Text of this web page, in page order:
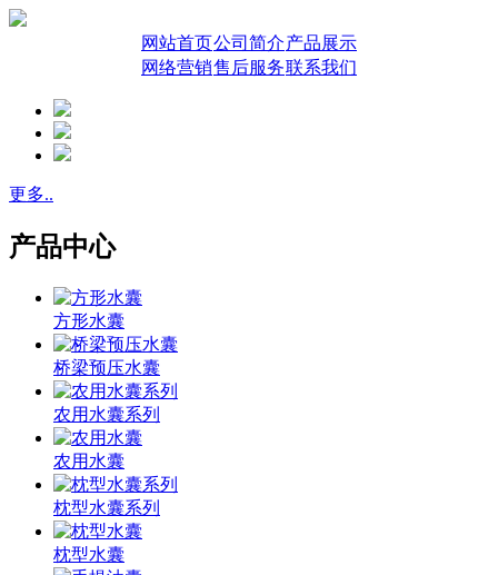
网站首页公司简介产品展示
网络营销售后服务联系我们
更多..
产品中心
方形水囊
桥梁预压水囊
农用水囊系列
农用水囊
枕型水囊系列
枕型水囊